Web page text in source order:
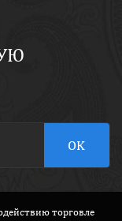
торговле